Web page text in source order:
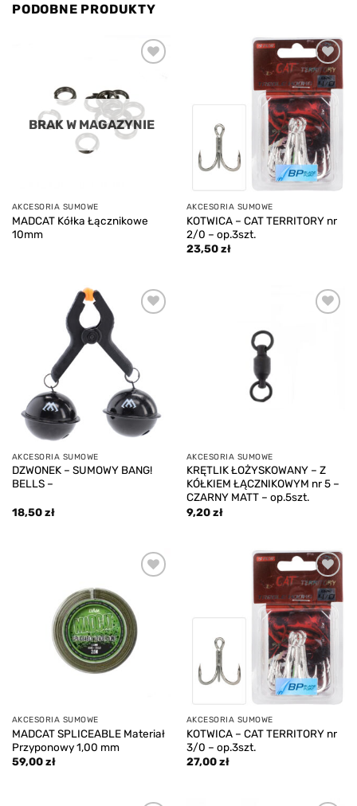
PODOBNE PRODUKTY
BRAK W MAGAZYNIE
AKCESORIA SUMOWE
MADCAT Kółka Łącznikowe
10mm
Add to
wishlist
AKCESORIA SUMOWE
KOTWICA – CAT TERRITORY nr
2/0 – op.3szt.
23,50zł
AKCESORIA SUMOWE
DZWONEK – SUMOWY BANG!
BELLS –
18,50zł
AKCESORIA SUMOWE
KRĘTLIK ŁOŻYSKOWANY – Z
KÓŁKIEM ŁĄCZNIKOWYM nr 5 –
CZARNY MATT – op.5szt.
9,20zł
AKCESORIA SUMOWE
MADCAT SPLICEABLE Materiał
Przyponowy 1,00 mm
59,00zł
Add to
wishlist
AKCESORIA SUMOWE
KOTWICA – CAT TERRITORY nr
3/0 – op.3szt.
27,00zł